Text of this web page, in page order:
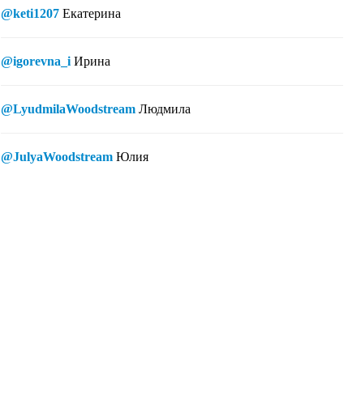
@keti1207 Екатерина
@igorevna_i Ирина
@LyudmilaWoodstream Людмила
@JulyaWoodstream Юлия